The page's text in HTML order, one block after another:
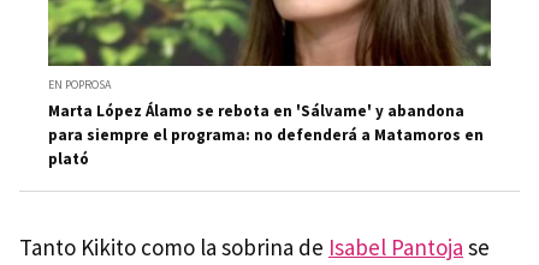
EN POPROSA
Marta López Álamo se rebota en 'Sálvame' y abandona
para siempre el programa: no defenderá a Matamoros en
plató
Tanto Kikito como la sobrina de Isabel Pantoja se